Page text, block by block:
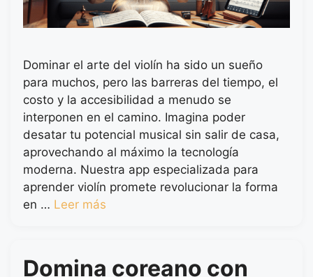
Dominar el arte del violín ha sido un sueño
para muchos, pero las barreras del tiempo, el
costo y la accesibilidad a menudo se
interponen en el camino. Imagina poder
desatar tu potencial musical sin salir de casa,
aprovechando al máximo la tecnología
moderna. Nuestra app especializada para
aprender violín promete revolucionar la forma
en … Leer más
Domina coreano con